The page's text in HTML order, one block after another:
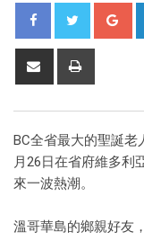
BC全省最大的聖誕老
月26日在省府維多利
來一波熱潮。
溫哥華島的鄉親好友